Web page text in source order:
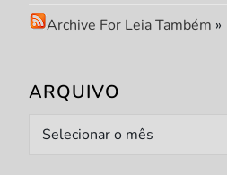
Archive For Leia Também »
ARQUIVO
Arquivo